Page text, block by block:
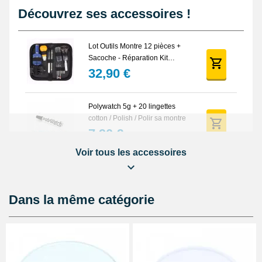
Découvrez ses accessoires !
Lot Outils Montre 12 pièces +
Sacoche - Réparation Kit
Horlogerie
32,90 €
Polywatch 5g + 20 lingettes
cotton / Polish / Polir sa montre
7,90 €
Pied à coulisse digital pas cher
16,90 €
14,90 €
Voir tous les accessoires
Dans la même catégorie